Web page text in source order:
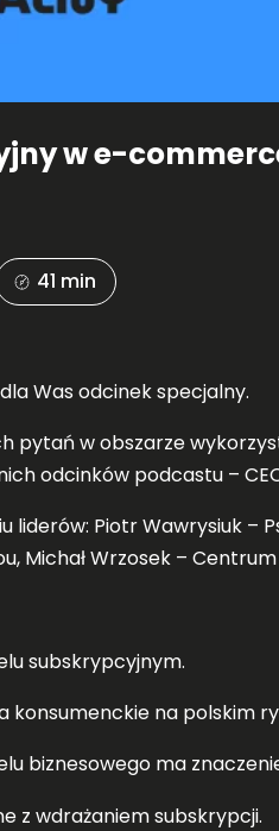
w e-
41 min
Was odcinek specjalny.
pytań w obszarze
odcinków podcastu –
liderów: Piotr Wawrysiuk –
Michał Wrzosek –
subskrypcyjnym.
konsumenckie na polskim
biznesowego ma
z wdrażaniem subskrypcji.